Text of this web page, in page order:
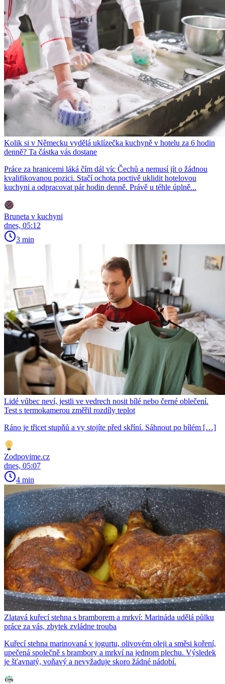
Kolik si v Německu vydělá uklízečka kuchyně v hotelu za 6 hodin
denně? Ta částka vás dostane
Práce za hranicemi láká čím dál víc Čechů a nemusí jít o žádnou
kvalifikovanou pozici. Stačí ochota poctivě uklidit hotelovou
kuchyni a odpracovat pár hodin denně. Právě u téhle úplně...
Bruneta v kuchyni
dnes, 05:12
3 min
Lidé vůbec neví, jestli ve vedrech nosit bílé nebo černé oblečení.
Test s termokamerou změřil rozdíly teplot
Ráno je třicet stupňů a vy stojíte před skříní. Sáhnout po bílém […]
Zodpovime.cz
dnes, 05:07
4 min
Zlatavá kuřecí stehna s bramborem a mrkví: Marináda udělá půlku
práce za vás, zbytek zvládne trouba
Kuřecí stehna marinovaná v jogurtu, olivovém oleji a směsi koření,
upečená společně s brambory a mrkví na jednom plechu. Výsledek
je šťavnatý, voňavý a nevyžaduje skoro žádné nádobí.